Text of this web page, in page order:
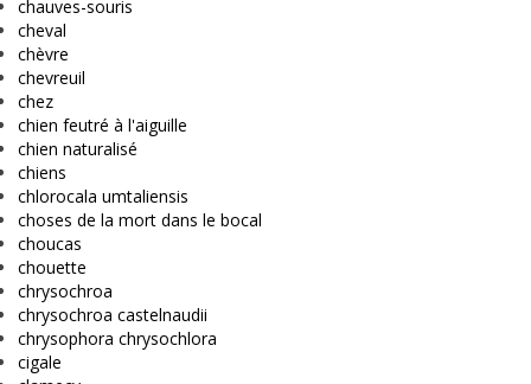
chauves-souris
cheval
chèvre
chevreuil
chez
chien feutré à l'aiguille
chien naturalisé
chiens
chlorocala umtaliensis
choses de la mort dans le bocal
choucas
chouette
chrysochroa
chrysochroa castelnaudii
chrysophora chrysochlora
cigale